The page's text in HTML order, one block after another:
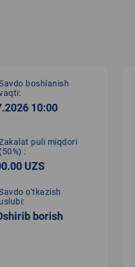
boshlanish
10:00
puli miqdori
(50%) :
UZS
o‘tkazish
uslubi:
borish